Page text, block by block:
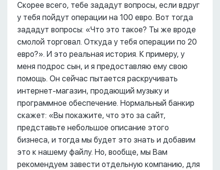
Скорее всего, тебе зададут вопросы, если вдруг
у тебя пойдут операции на 100 евро. Вот тогда
зададут вопросы: «Что это такое? Ты же вроде
смолой торговал. Откуда у тебя операции по 20
евро?». И это реальная история. К примеру, у
меня подрос сын, и я предоставляю ему свою
помощь. Он сейчас пытается раскручивать
интернет-магазин, продающий музыку и
программное обеспечение. Нормальный банкир
скажет: «Вы покажите, что это за сайт,
представьте небольшое описание этого
бизнеса, и тогда мы будет это знать и добавим
это к нашему файлу. Но, вообще, мы Вам
рекомендуем завести отдельную компанию, для